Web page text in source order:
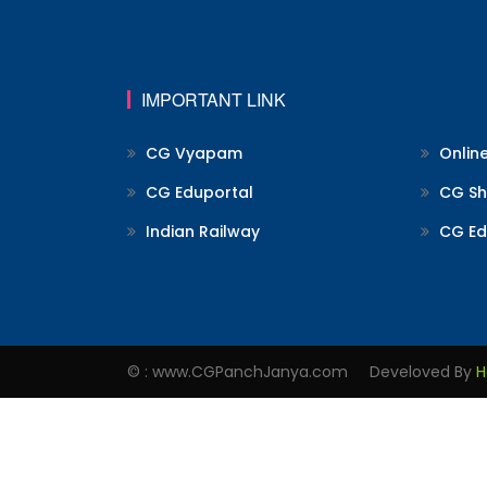
IMPORTANT LINK
CG Vyapam
CG Eduportal
CG
Indian Railway
CG
© : www.CGPanchJanya.com Develoved By